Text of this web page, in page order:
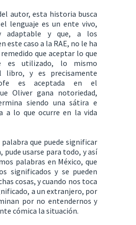
autor, esta historia busca
lenguaje es un ente vivo,
adaptable y que, a los
este caso a la RAE, no le ha
que aceptar lo que
es utilizado, lo mismo
libro, y es precisamente
es aceptada en el
Oliver gana notoriedad,
siendo una sátira e
a lo que ocurre en la vida
palabra que puede significar
pude usarse para todo, y así
palabras en México, que
significados y se pueden
cosas, y cuando nos toca
a un extranjero, por
por no entendernos y
cómica la situación.